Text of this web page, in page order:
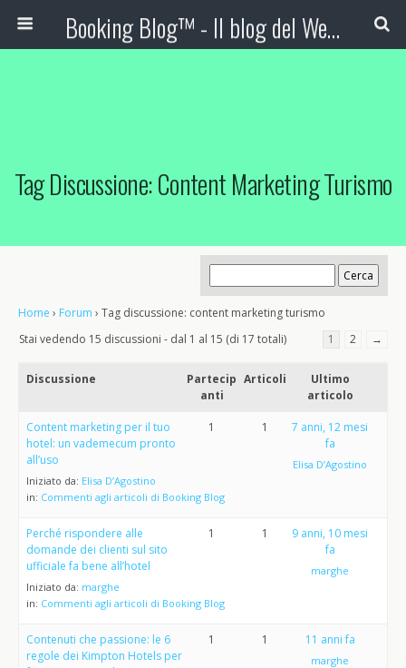
Booking Blog™ - Il blog del Web Marketing Turistico
Tag Discussione: Content Marketing Turismo
Home › Forum › Tag discussione: content marketing turismo
Stai vedendo 15 discussioni - dal 1 al 15 (di 17 totali)
1 2 →
Discussione
Partecip
anti
Articoli
Ultimo
articolo
Content marketing per il tuo
hotel: un vademecum pronto
all’uso
Iniziato da: Elisa D’Agostino
in: Commenti agli articoli di Booking Blog
1 1
7 anni, 12 mesi
fa
Elisa D’Agostino
Perché rispondere alle
domande dei clienti sul sito
ufficiale fa bene all’hotel
Iniziato da: marghe
in: Commenti agli articoli di Booking Blog
1 1
9 anni, 10 mesi
fa
marghe
Contenuti che passione: le 6
regole dei Kimpton Hotels per
1 1 11 anni fa
marghe